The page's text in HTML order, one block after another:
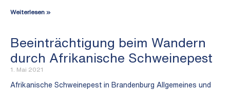
Weiterlesen »
Beeinträchtigung beim Wandern
durch Afrikanische Schweinepest
1. Mai 2021
Afrikanische Schweinepest in Brandenburg Allgemeines und